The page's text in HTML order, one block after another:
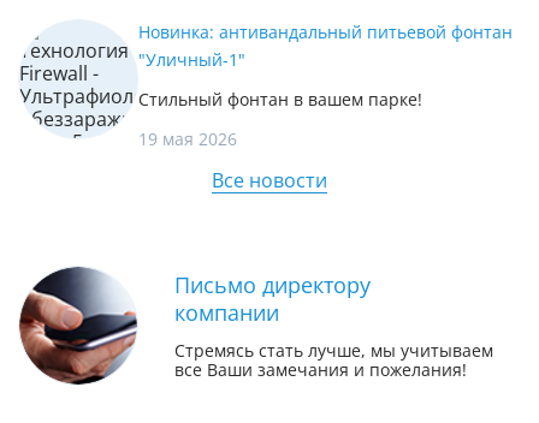
Новинка: антивандальный питьевой фонтан
"Уличный-1"
Стильный фонтан в вашем парке!
19 мая 2026
Все новости
Письмо директору
компании
Стремясь стать лучше, мы учитываем
все Ваши замечания и пожелания!